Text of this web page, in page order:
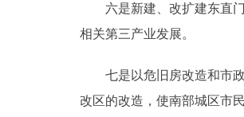
六是新建、改扩建东直门
相关第三产业发展。
七是以危旧房改造和市政
改区的改造，使南部城区市